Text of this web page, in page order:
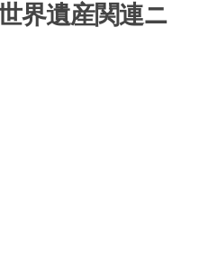
界遺産関連ニ